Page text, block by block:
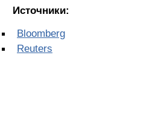
Источники:
Bloomberg
Reuters